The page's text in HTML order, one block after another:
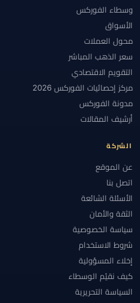
وسطاء الفوركس
الأسواق
محول العملات
سعر الذهب المباشر
التقويم الاقتصادي
مركز إحصائيات الفوركس 2026
مدونة الفوركس
أرشيف المقالات
الشركة
عن الموقع
اتصل بنا
الأسئلة الشائعة
الثقة والأمان
سياسة الخصوصية
شروط الاستخدام
إخلاء المسؤولية
كيف نقيّم الوسطاء
السياسة التحريرية